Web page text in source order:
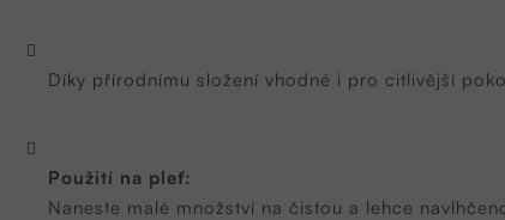
Díky přírodnímu složení vhodné i pro citlivější
Použití na pleť:
Naneste malé množství na čistou a lehce